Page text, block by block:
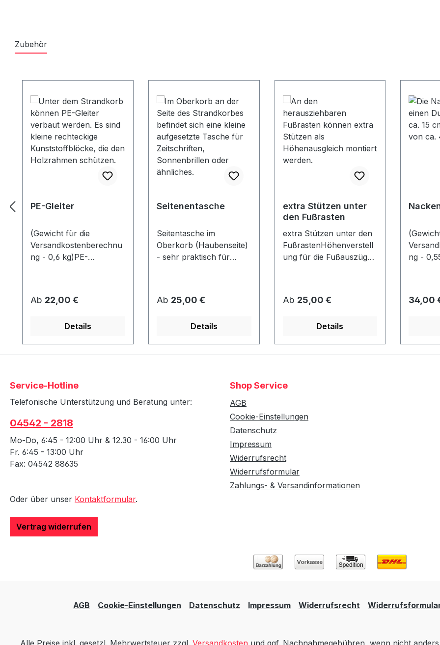
Zubehör
PE-Gleiter
(Gewicht für die
Versandkostenberechnu
ng - 0,6 kg)PE-
angeschraubt und
vor Abrieb &
Regulärer Preis:
Ab 22,00 €
Details
Seitenentasche
Seitentasche im
Oberkorb (Haubenseite)
- sehr praktisch für
angebracht
Strandkorbauswahl!Nur
Regulärer Preis:
Ab 25,00 €
Details
extra Stützen unter
den Fußrasten
extra Stützen unter den
FußrastenHöhenverstell
ung für die Fußauszüge
4 Rollen unter dem Korb
Fremdmodellen
Regulärer Preis:
Ab 25,00 €
Details
ng -
34,00
Service-Hotline
Telefonische Unterstützung und Beratung unter:
04542 - 2818
Mo-Do, 6:45 - 12:00 Uhr & 12.30 - 16:00 Uhr
Fr. 6:45 - 13:00 Uhr
Fax: 04542 88635
Oder über unser Kontaktformular.
Vertrag widerrufen
Shop Service
AGB
Cookie-Einstellungen
Datenschutz
Impressum
Widerrufsrecht
Widerrufsformular
Zahlungs- & Versandinformationen
AGB Cookie-Einstellungen Datenschutz Impressum Widerrufsrecht
Alle Preise inkl. gesetzl. Mehrwertsteuer zzgl. Versandkosten und ggf. Nachnahmegebühren, wenn nicht